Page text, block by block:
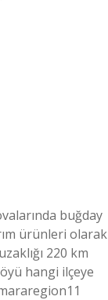
buğday
ürünleri olarak
220 km
hangi ilçeye